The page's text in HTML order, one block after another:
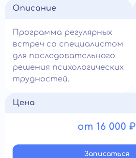
Описание
Программа регулярных
встреч со специалистом
для последовательного
решения психологических
трудностей.
Цена
от 16 000 ₽
Записатьcя